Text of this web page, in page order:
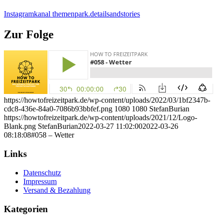
Instagramkanal themenpark.detailsandstories
Zur Folge
https://howtofreizeitpark.de/wp-content/uploads/2022/03/1bf2347b-
cdc8-436e-84a0-7086b93bbfef.png 1080 1080 StefanBurian
https://howtofreizeitpark.de/wp-content/uploads/2021/12/Logo-
Blank.png StefanBurian2022-03-27 11:02:002022-03-26
08:18:08#058 – Wetter
Links
Datenschutz
Impressum
Versand & Bezahlung
Kategorien